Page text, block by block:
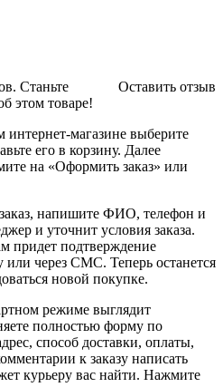
Оставить отзыв
Станьте
этом товаре!
магазине выберите
его в корзину. Далее
на «Оформить заказ» или
напишите ФИО, телефон и
и уточнит условия заказа.
придет подтверждение
или через СМС. Теперь останется
новой покупке.
режиме выглядит
полностью форму по
способ доставки, оплаты,
к заказу написать
курьеру вас найти. Нажмите